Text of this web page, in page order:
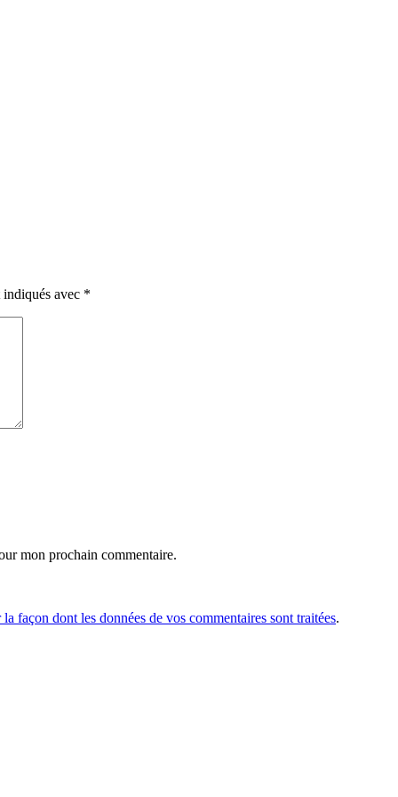
indiqués avec *
mon prochain commentaire.
façon dont les données de vos commentaires sont traitées.